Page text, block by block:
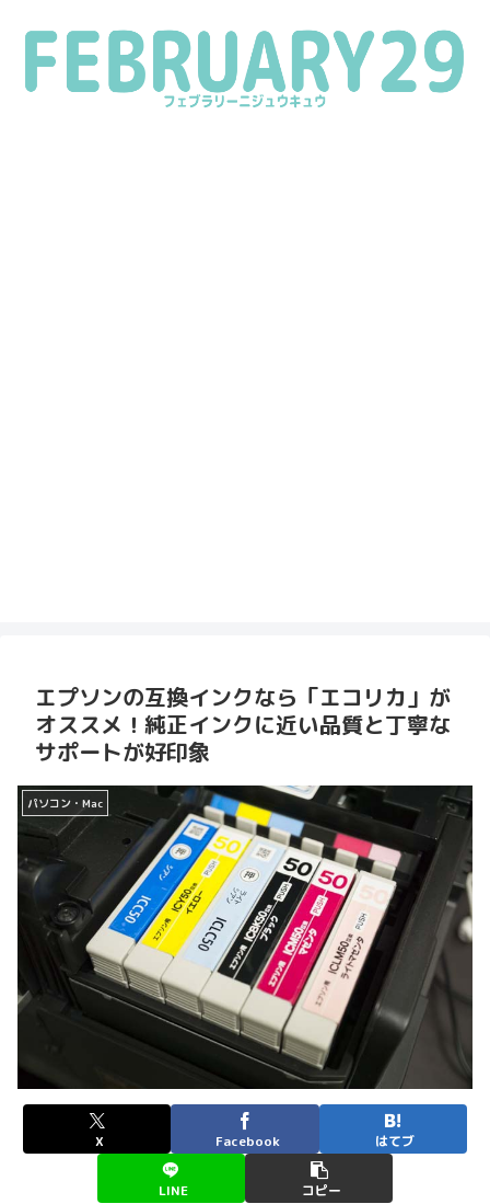
エプソンの互換インクなら「エコリカ」が
オススメ！純正インクに近い品質と丁寧な
サポートが好印象
パソコン・Mac
X Facebook はてブ
LINE コピー